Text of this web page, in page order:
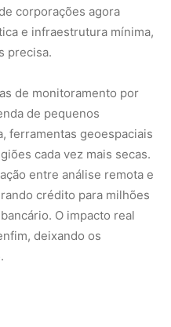
corporações agora
e infraestrutura mínima,
precisa.
de monitoramento por
de pequenos
ferramentas geoespaciais
cada vez mais secas.
entre análise remota e
crédito para milhões
O impacto real
deixando os